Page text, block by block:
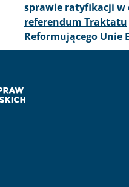
sprawie ratyfikacji w
referendum Traktatu
Reformującego Unie